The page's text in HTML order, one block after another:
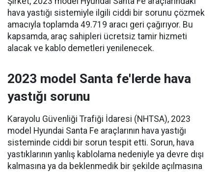
hava yastığı sistemiyle ilgili ciddi bir sorunu çözmek
amacıyla toplamda 49.719 aracı geri çağırıyor. Bu
kapsamda, araç sahipleri ücretsiz tamir hizmeti
alacak ve kablo demetleri yenilenecek.
2023 model Santa fe'lerde hava
yastığı sorunu
Karayolu Güvenliği Trafiği İdaresi (NHTSA), 2023
model Hyundai Santa Fe araçlarının hava yastığı
sisteminde ciddi bir sorun tespit etti. Sorun, hava
yastıklarının yanlış kablolama nedeniyle ya devre dışı
kalmasına ya da beklenmedik bir şekilde açılmasına